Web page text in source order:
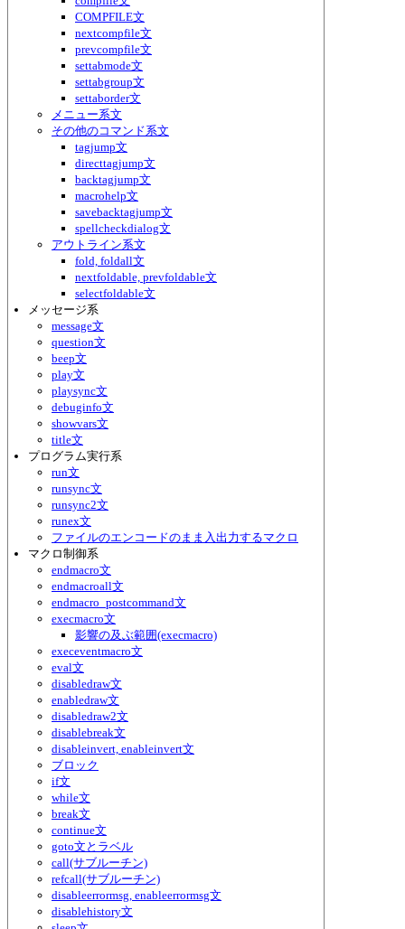
COMPFILE文
nextcompfile文
prevcompfile文
settabmode文
settabgroup文
settaborder文
メニュー系文
その他のコマンド系文
tagjump文
directtagjump文
backtagjump文
macrohelp文
savebacktagjump文
spellcheckdialog文
アウトライン系文
fold, foldall文
nextfoldable, prevfoldable文
selectfoldable文
メッセージ系
message文
question文
beep文
play文
playsync文
debuginfo文
showvars文
title文
プログラム実行系
run文
runsync文
runsync2文
runex文
ファイルのエンコードのまま入出力するマクロ
マクロ制御系
endmacro文
endmacroall文
endmacro_postcommand文
execmacro文
影響の及ぶ範囲(execmacro)
execeventmacro文
eval文
disabledraw文
enabledraw文
disabledraw2文
disablebreak文
disableinvert, enableinvert文
ブロック
if文
while文
break文
continue文
goto文とラベル
call(サブルーチン)
refcall(サブルーチン)
disableerrormsg, enableerrormsg文
disablehistory文